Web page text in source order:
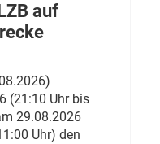
auf
(21:10 Uhr bis
29.08.2026
Uhr) den